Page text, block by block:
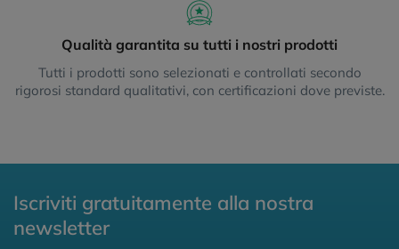
Qualità garantita su tutti i nostri prodotti
Tutti i prodotti sono selezionati e controllati secondo
rigorosi standard qualitativi, con certificazioni dove previste.
Iscriviti gratuitamente alla nostra
newsletter